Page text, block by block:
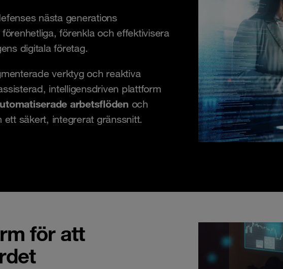
nästa generations
förenkla och effektivisera
digitala företag.
verktyg och reaktiva
intelligensdriven plattform
arbetsflöden och
säkert, integrerat gränssnitt.
för att